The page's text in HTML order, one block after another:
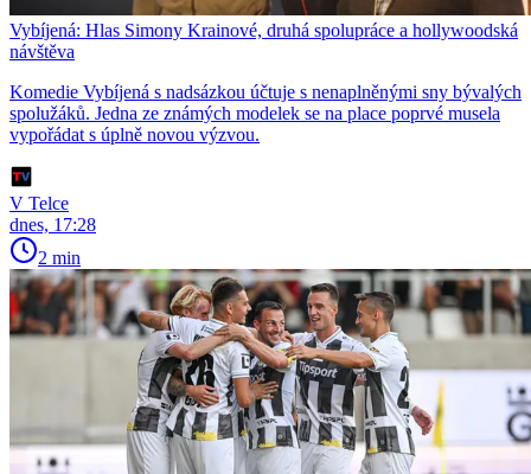
Vybíjená: Hlas Simony Krainové, druhá spolupráce a hollywoodská
návštěva
Komedie Vybíjená s nadsázkou účtuje s nenaplněnými sny bývalých
spolužáků. Jedna ze známých modelek se na place poprvé musela
vypořádat s úplně novou výzvou.
V Telce
dnes, 17:28
2 min